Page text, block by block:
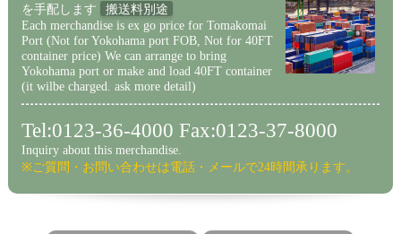
を手配します
搬送料別途
Each merchandise is ex go price for Tomakomai
Port (Not for Yokohama port FOB, Not for 40FT
container price) We can arrange to bring
Yokohama port or make and load 40FT container
(it wilbe charged. ask more detail)
Tel:0123-36-4000 Fax:0123-37-8000
Inquiry about this merchandise.
※ご質問・お問い合わせは電話・メールで24時間承ります。